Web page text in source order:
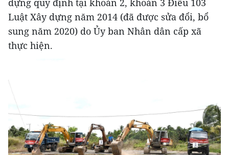
dựng quy định tại khoản 2, khoản 3 Điều 103
Luật Xây dựng năm 2014 (đã được sửa đổi, bổ
sung năm 2020) do Ủy ban Nhân dân cấp xã
thực hiện.